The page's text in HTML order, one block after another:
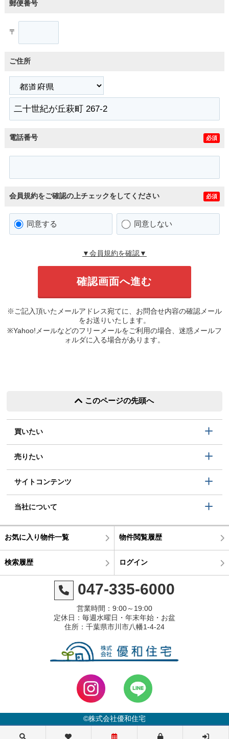
郵便番号
〒
ご住所
電話番号 必須
会員規約をご確認の上チェックをしてください 必須
同意する 同意しない
▼会員規約を確認▼
※ご記入頂いたメールアドレス宛てに、お問合せ内容の確認メール
をお送りいたします。
※Yahoo!メールなどのフリーメールをご利用の場合、迷惑メールフ
ォルダに入る場合があります。
このページの先頭へ
買いたい
売りたい
サイトコンテンツ
当社について
お気に入り物件一覧 物件閲覧履歴
検索履歴 ログイン
047-335-6000
営業時間：9:00～19:00
定休日：毎週水曜日・年末年始・お盆
住所：千葉県市川市八幡1-4-24
©株式会社優和住宅